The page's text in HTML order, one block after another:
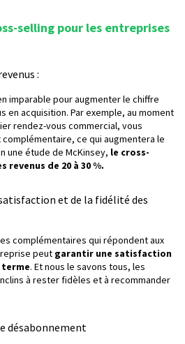
selling pour les entreprises
:
imparable pour augmenter le chiffre
en acquisition. Par exemple, au moment
rendez-vous commercial, vous
ce qui augmentera le
une étude de McKinsey, le cross-
de 20 à 30 %.
et de la fidélité des
complémentaires qui répondent aux
peut garantir une satisfaction
. Et nous le savons tous, les
à rester fidèles et à recommander
désabonnement